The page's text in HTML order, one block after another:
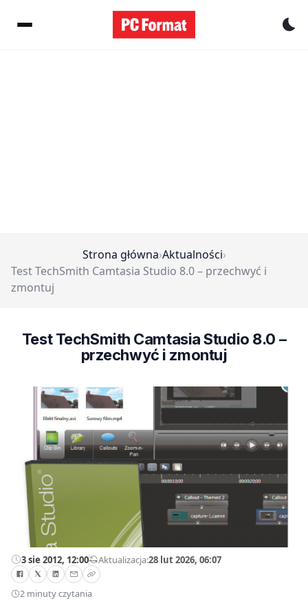
Strona główna›Aktualności›
Test TechSmith Camtasia Studio 8.0 – przechwyć i
zmontuj
Test TechSmith Camtasia Studio 8.0 –
przechwyć i zmontuj
3 sie 2012, 12:00—Aktualizacja:28 lut 2026, 06:07
2 minuty czytania